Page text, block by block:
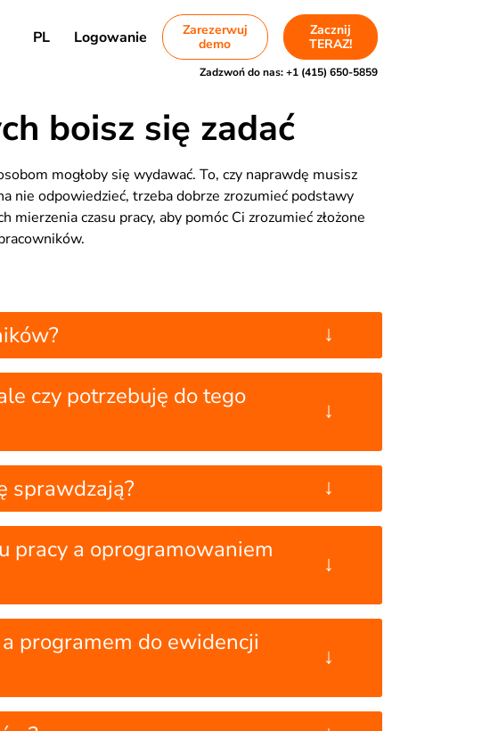
PL Logowanie
Zarezerwuj
demo
Zacznij
TERAZ!
Zadzwoń do nas:+1 (415) 650-5859
boisz się zadać
mogłoby się wydawać. To, czy naprawdę musisz
nie odpowiedzieć, trzeba dobrze zrozumieć podstawy
czasu pracy, aby pomóc Ci zrozumieć złożone
↓
czy potrzebuję do tego
↓
sprawdzają? ↓
pracy a oprogramowaniem
↓
programem do ewidencji
↓